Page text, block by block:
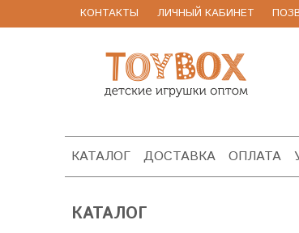
КОНТАКТЫ ЛИЧНЫЙ КАБИНЕТ
КАТАЛОГ ДОСТАВКА ОПЛАТА
КАТАЛОГ